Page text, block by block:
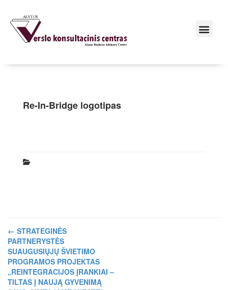
Re-In-Bridge logotipas
← STRATEGINĖS
PARTNERYSTĖS
SUAUGUSIŲJŲ ŠVIETIMO
PROGRAMOS PROJEKTAS
„REINTEGRACIJOS ĮRANKIAI –
TILTAS Į NAUJĄ GYVENIMĄ